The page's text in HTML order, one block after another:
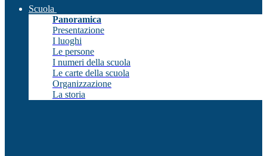
Scuola
Panoramica
Presentazione
I luoghi
Le persone
I numeri della scuola
Le carte della scuola
Organizzazione
La storia